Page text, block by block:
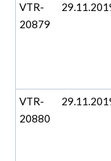
VTR-
20879
VTR-
20880